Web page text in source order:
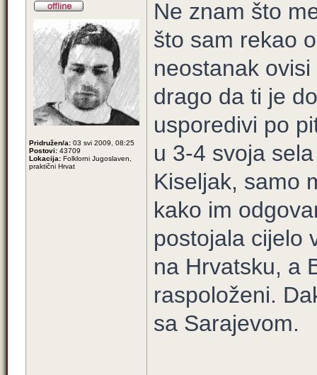
Pridružen/a: 03 svi 2009, 08:25
Postovi: 43709
Lokacija: Folklorni Jugoslaven,
praktični Hrvat
Ne znam što
što sam rekao
neostanak
drago da ti je
usporedivi po
u 3-4 svoja
Kiseljak, samo
kako im
postojala cijelo
na Hrvatsku, a
raspoloženi.
sa Sarajevom.